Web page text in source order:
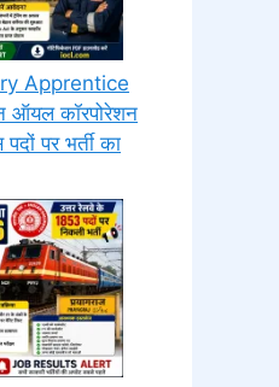
Apprentice
ऑयल कॉरपोरेशन
पर भर्ती का